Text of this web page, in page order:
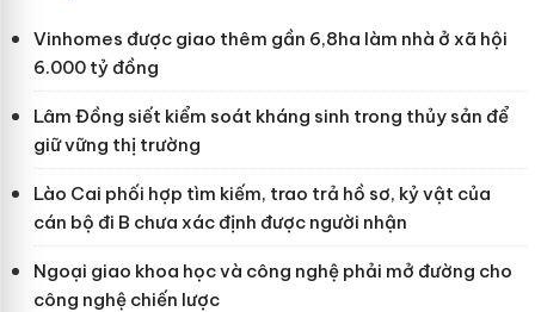
Vinhomes được giao thêm gần 6,8ha làm nhà ở xã hội
6.000 tỷ đồng
Lâm Đồng siết kiểm soát kháng sinh trong thủy sản để
giữ vững thị trường
Lào Cai phối hợp tìm kiếm, trao trả hồ sơ, kỷ vật của
cán bộ đi B chưa xác định được người nhận
Ngoại giao khoa học và công nghệ phải mở đường cho
công nghệ chiến lược